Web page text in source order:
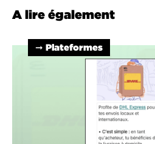
A lire également
➞ Plateformes